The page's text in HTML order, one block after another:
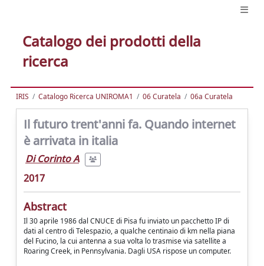
Catalogo dei prodotti della
ricerca
IRIS Catalogo Ricerca UNIROMA1 06 Curatela 06a Curatela
Il futuro trent'anni fa. Quando internet
è arrivata in italia
Di Corinto A
2017
Abstract
Il 30 aprile 1986 dal CNUCE di Pisa fu inviato un pacchetto IP di
dati al centro di Telespazio, a qualche centinaio di km nella piana
del Fucino, la cui antenna a sua volta lo trasmise via satellite a
Roaring Creek, in Pennsylvania. Dagli USA rispose un computer.